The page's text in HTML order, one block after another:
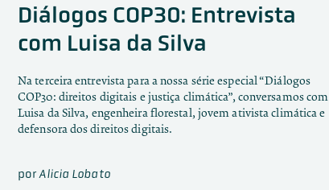
Diálogos COP30: Entrevista
com Luisa da Silva
Na terceira entrevista para a nossa série especial “Diálogos
COP30: direitos digitais e justiça climática”, conversamos com
Luisa da Silva, engenheira florestal, jovem ativista climática e
defensora dos direitos digitais.
porAlicia Lobato